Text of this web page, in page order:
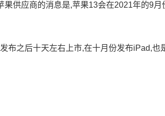
供应商的消息是,苹果13会在2021年的9
布之后十天左右上市,在十月份发布iPad,也